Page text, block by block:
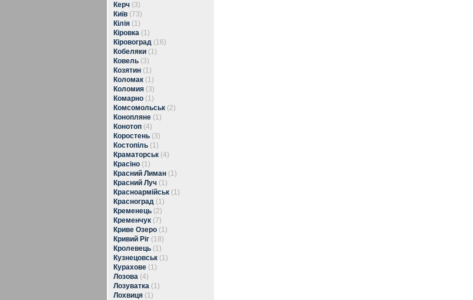
Керч (3)
Київ (73)
Кілія (1)
Кіровка (1)
Кіровоград (16)
Кобеляки (1)
Ковель (3)
Козятин (1)
Коломак (1)
Коломия (3)
Комарно (1)
Комсомольськ (2)
Конопляне (1)
Конотоп (4)
Коростень (3)
Костопіль (1)
Краматорськ (4)
Красіно (1)
Красний Лиман (1)
Красний Луч (1)
Красноармійськ (1)
Красноград (1)
Кременець (2)
Кременчук (7)
Криве Озеро (1)
Кривий Ріг (18)
Кролевець (1)
Кузнецовськ (1)
Курахове (1)
Лозова (4)
Лозуватка (1)
Лохвиця (1)